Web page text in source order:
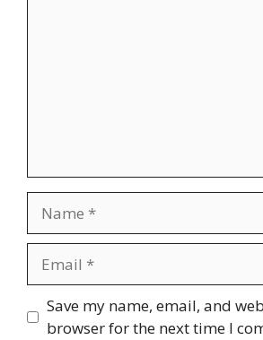
Website
Save my name, email, and
browser for the next time I